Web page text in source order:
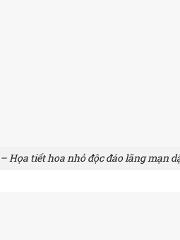
Họa tiết hoa nhỏ độc đáo lãng mạn